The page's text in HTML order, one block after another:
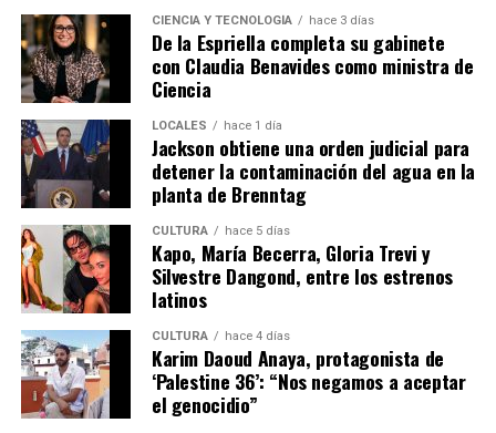
CIENCIA Y TECNOLOGÍA hace 3 días
De la Espriella completa su gabinete
con Claudia Benavides como ministra de
Ciencia
LOCALES hace 1 día
Jackson obtiene una orden judicial para
detener la contaminación del agua en la
planta de Brenntag
CULTURA hace 5 días
Kapo, María Becerra, Gloria Trevi y
Silvestre Dangond, entre los estrenos
latinos
CULTURA hace 4 días
Karim Daoud Anaya, protagonista de
‘Palestine 36’: “Nos negamos a aceptar
el genocidio”